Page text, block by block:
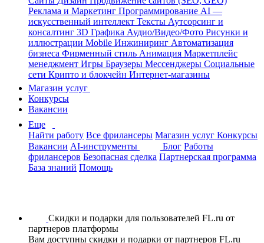
Реклама и Маркетинг Программирование AI —
искусственный интеллект Тексты Аутсорсинг и
консалтинг 3D Графика Аудио/Видео/Фото Рисунки и
иллюстрации Mobile Инжиниринг Автоматизация
бизнеса Фирменный стиль Анимация Маркетплейс
менеджмент Игры Браузеры Мессенджеры Социальные
сети Крипто и блокчейн Интернет-магазины
Магазин услуг
Конкурсы
Вакансии
Еще
Найти работу Все фрилансеры Магазин услуг Конкурсы
Вакансии AI-инструменты Блог Работы
фрилансеров Безопасная сделка Партнерская программа
База знаний Помощь
Скидки и подарки для пользователей FL.ru от
партнеров платформы
Вам доступны скидки и подарки от партнеров FL.ru